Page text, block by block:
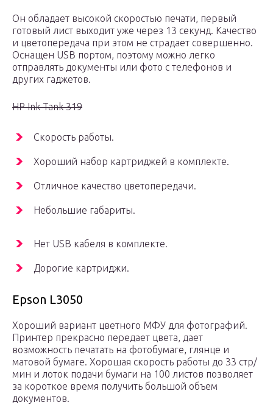
Он обладает высокой скоростью печати, первый
готовый лист выходит уже через 13 секунд. Качество
и цветопередача при этом не страдает совершенно.
Оснащен USB портом, поэтому можно легко
отправлять документы или фото с телефонов и
других гаджетов.
HP Ink Tank 319
Скорость работы.
Хороший набор картриджей в комплекте.
Отличное качество цветопередачи.
Небольшие габариты.
Нет USB кабеля в комплекте.
Дорогие картриджи.
Epson L3050
Хороший вариант цветного МФУ для фотографий.
Принтер прекрасно передает цвета, дает
возможность печатать на фотобумаге, глянце и
матовой бумаге. Хорошая скорость работы до 33 стр/
мин и лоток подачи бумаги на 100 листов позволяет
за короткое время получить большой объем
документов.